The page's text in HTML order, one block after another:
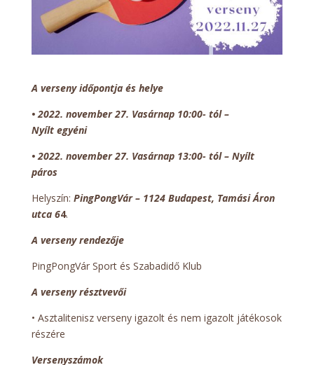
A verseny időpontja és helye
• 2022. november 27. Vasárnap 10:00- tól –
Nyílt egyéni
• 2022. november 27. Vasárnap 13:00- tól – Nyílt
páros
Helyszín: PingPongVár – 1124 Budapest, Tamási Áron
utca 64.
A verseny rendezője
PingPongVár Sport és Szabadidő Klub
A verseny résztvevői
• Asztalitenisz verseny igazolt és nem igazolt játékosok
részére
Versenyszámok